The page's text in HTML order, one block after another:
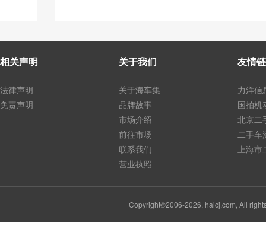
相关声明
法律声明
免责声明
关于我们
关于海车集
品牌故事
市场介绍
前往市场
联系我们
营业执照
友情
力洋信
国拍机
北京二
二手车
上海
Copyright©2006-2026, haicj.com, All